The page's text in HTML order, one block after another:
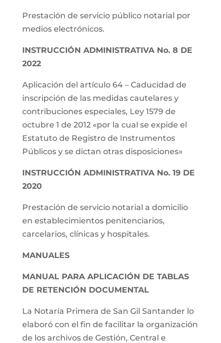
Prestación de servicio público notarial por
medios electrónicos.
INSTRUCCIÓN ADMINISTRATIVA No. 8 DE
2022
Aplicación del artículo 64 – Caducidad de
inscripción de las medidas cautelares y
contribuciones especiales, Ley 1579 de
octubre 1 de 2012 «por la cual se expide el
Estatuto de Registro de Instrumentos
Públicos y se dictan otras disposiciones»
INSTRUCCIÓN ADMINISTRATIVA No. 19 DE
2020
Prestación de servicio notarial a domicilio
en establecimientos penitenciarios,
carcelarios, clínicas y hospitales.
MANUALES
MANUAL PARA APLICACIÓN DE TABLAS
DE RETENCIÓN DOCUMENTAL
La Notaría Primera de San Gil Santander lo
elaboró con el fin de facilitar la organización
de los archivos de Gestión, Central e